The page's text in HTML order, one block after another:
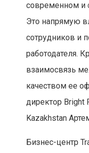
современном и
Это напрямую
сотрудников и
работодателя.
взаимосвязь
качеством ее
директор Bright
Kazakhstan
Бизнес-центр